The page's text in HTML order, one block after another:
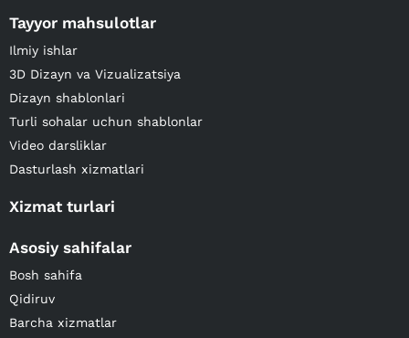
Tayyor mahsulotlar
Ilmiy ishlar
3D Dizayn va Vizualizatsiya
Dizayn shablonlari
Turli sohalar uchun shablonlar
Video darsliklar
Dasturlash xizmatlari
Xizmat turlari
Asosiy sahifalar
Bosh sahifa
Qidiruv
Barcha xizmatlar